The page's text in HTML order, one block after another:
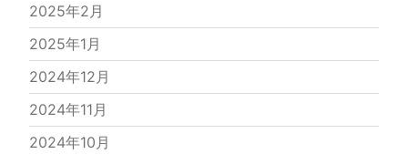
2025年2月
2025年1月
2024年12月
2024年11月
2024年10月